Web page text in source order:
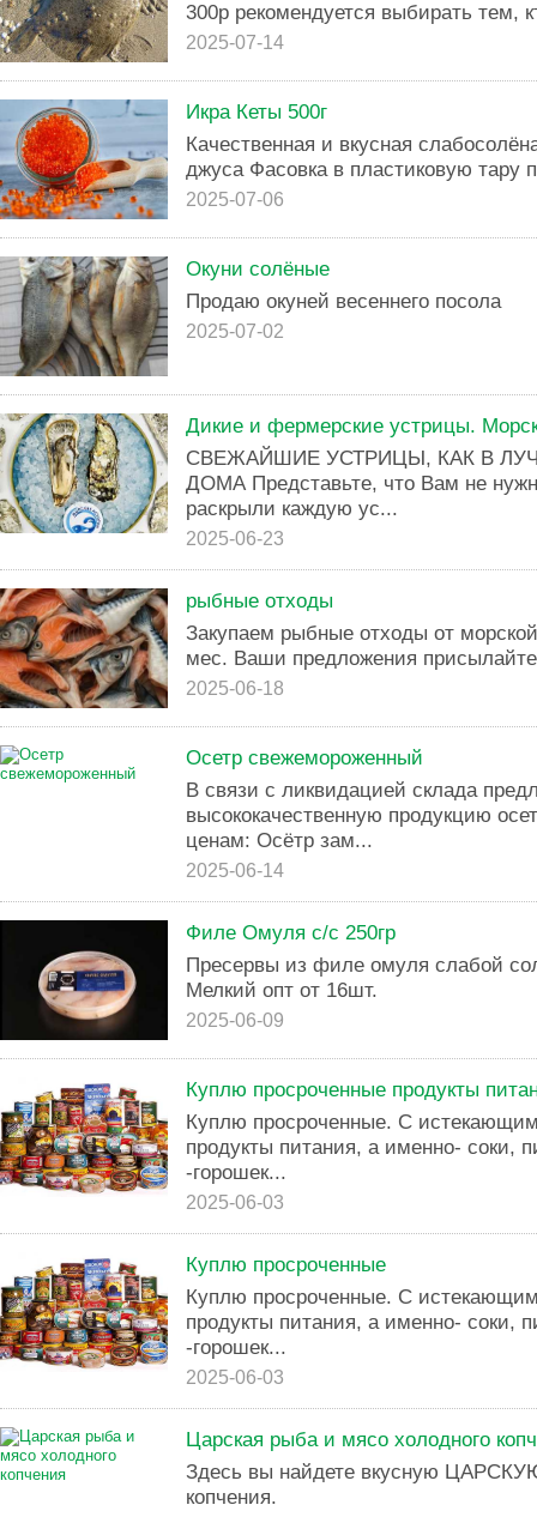
300р рекомендуется выбирать тем,
2025-07-14
Икра Кеты 500г
Качественная и вкусная
джуса Фасовка в пластиковую тару
2025-07-06
Окуни солёные
Продаю окуней весеннего посола
2025-07-02
Дикие и фермерские устрицы.
СВЕЖАЙШИЕ УСТРИЦЫ, КАК В
ДОМА Представьте, что Вам не
раскрыли каждую ус...
2025-06-23
рыбные отходы
Закупаем рыбные отходы от
мес. Ваши предложения
2025-06-18
Осетр свежемороженный
В связи с ликвидацией склада
высококачественную продукцию
ценам: Осётр зам...
2025-06-14
Филе Омуля с/с 250гр
Пресервы из филе омуля слабой
Мелкий опт от 16шт.
2025-06-09
Куплю просроченные продукты
Куплю просроченные. С
продукты питания, а именно- соки,
-горошек...
2025-06-03
Куплю просроченные
Куплю просроченные. С
продукты питания, а именно- соки,
-горошек...
2025-06-03
Царская рыба и мясо холодного
Здесь вы найдете вкусную
копчения.